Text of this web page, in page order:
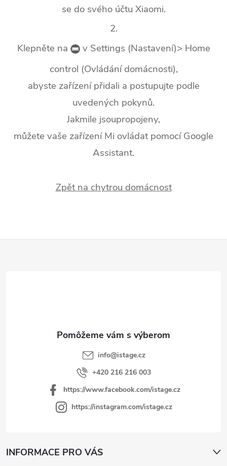
se do svého účtu Xiaomi.
2.
Klepněte na
v Settings (Nastavení)> Home
control (Ovládání domácnosti),
abyste zařízení přidali a postupujte podle
uvedených pokynů.
Jakmile jsoupropojeny,
můžete vaše zařízení Mi ovládat pomocí Google
Assistant.
Zpět na chytrou domácnost
info@istage.cz
+420 216 216 003
https://www.facebook.com/istage.cz
https://instagram.com/istage.cz
INFORMACE PRO VÁS